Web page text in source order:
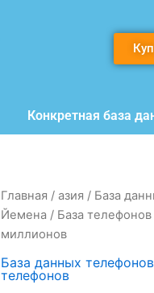
Конкретная база
Главная / азия / База
Йемена / База
миллионов
База данных
телефонов
Количество
товара
телефонов
Йемена
Пакет